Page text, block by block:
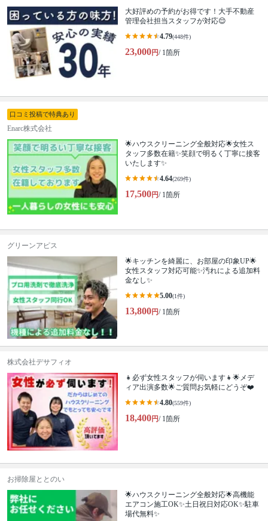
大好評めの予約がお得です！大手不動産
管理会社担当スタッフが対応😌
4.79(448件)
23,000円/ 1箇所
口コミ投稿で特典あり
Enarc株式会社
🌟ハウスクリーニング全般対応🌟女性ス
タッフ多数在籍✨笑顔で明るく丁寧に接客
いたします✨
4.64(269件)
17,500円/ 1箇所
グリーンアピス
🌟キッチンを綺麗に、お部屋の印象UP🌟
女性スタッフ対応可能✨汚れによる追加料
金なし✨
5.00(1件)
13,800円/ 1箇所
株式会社デサフィオ
👧必ず女性スタッフが伺います👧🌟メデ
ィア出演多数🌟ご質問お気軽にどうぞ❤️
4.80(559件)
18,400円/ 1箇所
お掃除屋ととのい
🌟ハウスクリーニング全般対応🌟高機能
エアコン施工OK✨土日祝日対応OK✨駐車
場代無料✨